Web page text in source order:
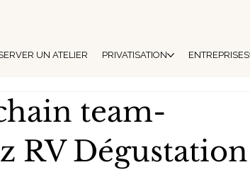
UN ATELIER PRIVATISATION ENTREPRISES
team-
RV Dégustation